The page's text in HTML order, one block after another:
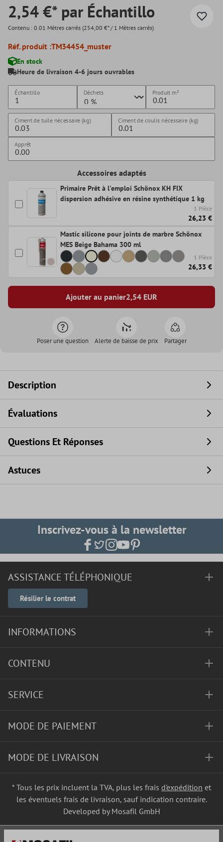
2,54 €* par Échantillo
Contenu : 0.01 Mètres carrés (254,00 €* / 1 Mètres carrés)
Réf. produit :TM34454_muster
En stock
Heure de livraison 4-6 jours ouvrables
Échantillo Déchets Produit m²
Ciment de tuile nécessaire (kg) Ciment de coulis nécessaire (kg)
Apprêt
Accessoires adaptés
Primaire Prêt à l'emploi Schönox KH FIX
dispersion adhésive en résine synthétique 1 kg
1 Pièce
26,23 €
Mastic silicone pour joints de marbre Schönox
MES Beige Bahama 300 ml
1 Pièce
26,33 €
Ajouter au panier2,54 EUR
Poser une question Alerte de baisse de prix Partager
Description
Évaluations
Questions Et Réponses
Astuces
Inscrivez-vous à la newsletter
ASSISTANCE TÉLÉPHONIQUE
Résilier le contrat
INFORMATIONS
CONTENU
SERVICE
MODE DE PAIEMENT
MODE DE LIVRAISON
* Tous les prix incluent la TVA, plus les frais d'expédition et
les éventuels frais de livraison, sauf indication contraire.
Developed by Mosafil GmbH